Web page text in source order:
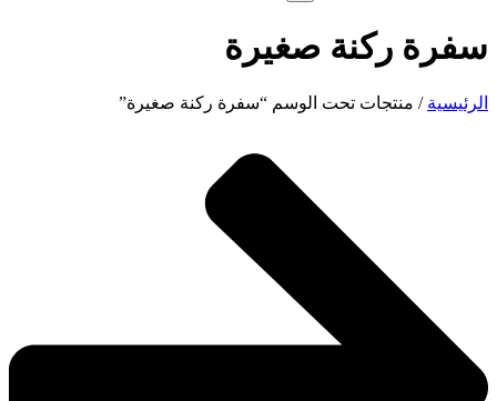
سفرة ركنة صغيرة
الرئيسية / منتجات تحت الوسم “سفرة ركنة صغيرة”